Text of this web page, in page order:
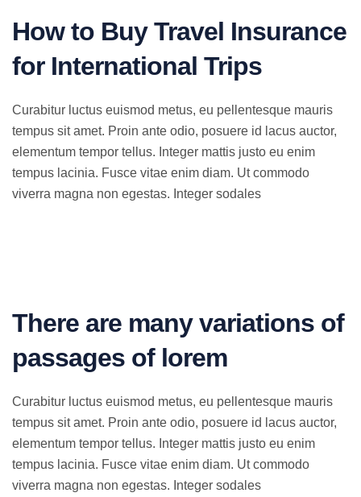
How to Buy Travel Insurance
for International Trips
Curabitur luctus euismod metus, eu pellentesque mauris
tempus sit amet. Proin ante odio, posuere id lacus auctor,
elementum tempor tellus. Integer mattis justo eu enim
tempus lacinia. Fusce vitae enim diam. Ut commodo
viverra magna non egestas. Integer sodales
There are many variations of
passages of lorem
Curabitur luctus euismod metus, eu pellentesque mauris
tempus sit amet. Proin ante odio, posuere id lacus auctor,
elementum tempor tellus. Integer mattis justo eu enim
tempus lacinia. Fusce vitae enim diam. Ut commodo
viverra magna non egestas. Integer sodales